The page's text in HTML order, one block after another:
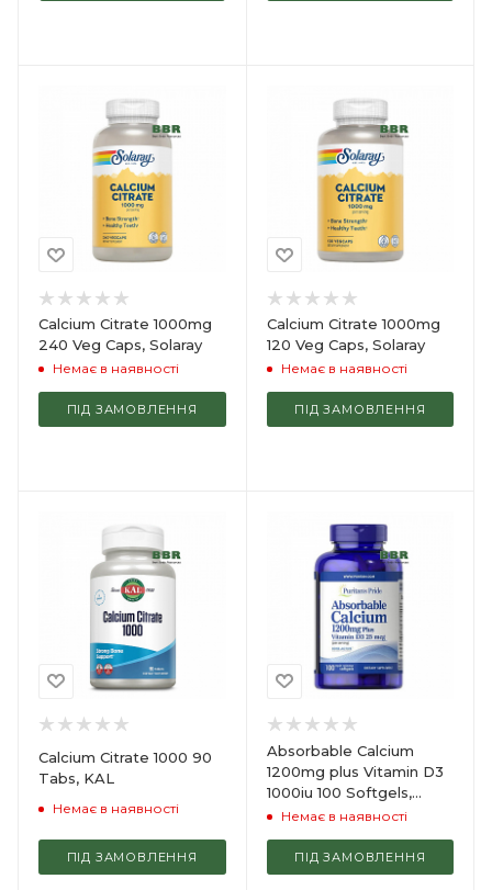
Calcium Citrate 1000mg
240 Veg Caps, Solaray
Немає в наявності
ПІД ЗАМОВЛЕННЯ
Calcium Citrate 1000mg
120 Veg Caps, Solaray
Немає в наявності
ПІД ЗАМОВЛЕННЯ
Calcium Citrate 1000 90
Tabs, KAL
Немає в наявності
ПІД ЗАМОВЛЕННЯ
Absorbable Calcium
1200mg plus Vitamin D3
1000iu 100 Softgels,
Puritans Pride
Немає в наявності
ПІД ЗАМОВЛЕННЯ